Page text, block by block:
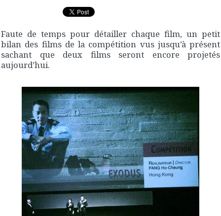
Faute de temps pour détailler chaque film, un petit
bilan des films de la compétition vus jusqu’à présent
sachant que deux films seront encore projetés
aujourd’hui.